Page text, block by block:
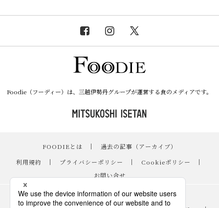
Foodie（フーディー）は、三越伊勢丹グループが運営する食のメディアです。
FOODIEとは ｜
過去の記事（アーカイブ）
｜
利用規約 ｜ プライバシーポリシー ｜ Cookieポリシー
｜
お問い合せ
レシピ ｜
スイーツ